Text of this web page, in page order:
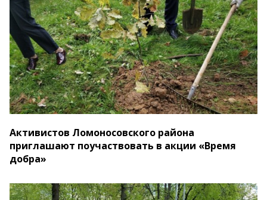
Активистов Ломоносовского района
приглашают поучаствовать в акции «Время
добра»